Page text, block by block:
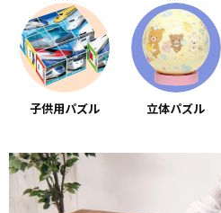
子供用パズル 立体パズル